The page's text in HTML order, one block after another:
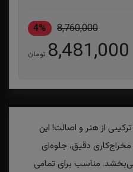
8,760,000
4%
8,481,000 تومان
از هنر و اصالت! این
دقیق، جلوه‌ای
مناسب برای تمامی